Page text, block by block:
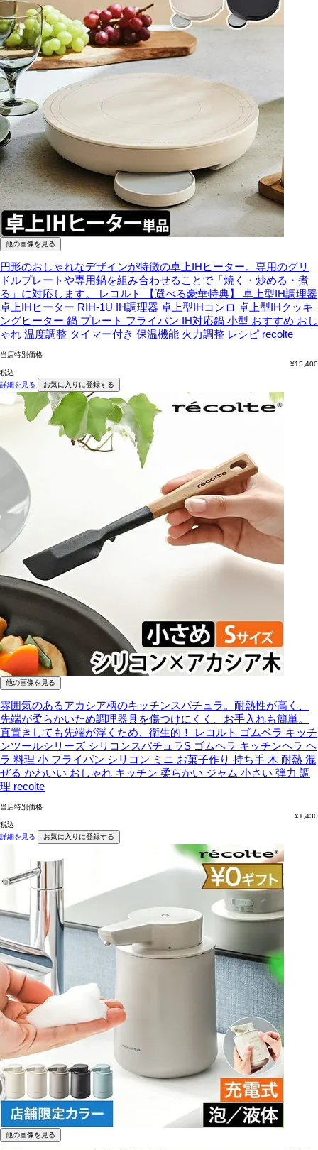
他の画像を見る
円形のおしゃれなデザインが特徴の卓上IHヒーター。専用のグリ
ドルプレートや専用鍋を組み合わせることで「焼く・炒める・煮
る」に対応します。
レコルト 【選べる豪華特典】 卓上型IH調理器
卓上IHヒーター RIH-1U IH調理器 卓上型IHコンロ 卓上型IHクッキ
ングヒーター 鍋 プレート フライパン IH対応鍋 小型 おすすめ おし
ゃれ 温度調整 タイマー付き 保温機能 火力調整 レシピ recolte
当店特別価格
¥15,400
税込
詳細を見る
お気に入りに登録する
他の画像を見る
雰囲気のあるアカシア柄のキッチンスパチュラ。耐熱性が高く、
先端が柔らかいため調理器具を傷つけにくく、お手入れも簡単。
直置きしても先端が浮くため、衛生的！
レコルト ゴムベラ キッチ
ンツールシリーズ シリコンスパチュラS ゴムヘラ キッチンヘラ ヘ
ラ 料理 小 フライパン シリコン ミニ お菓子作り 持ち手 木 耐熱 混
ぜる かわいい おしゃれ キッチン 柔らかい ジャム 小さい 弾力 調
理 recolte
当店特別価格
¥1,430
税込
詳細を見る
お気に入りに登録する
他の画像を見る